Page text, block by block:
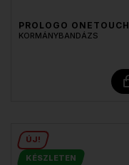
PROLOGO ONETOUCH
KORMÁNYBANDÁZS
ÚJ!
KÉSZLETEN